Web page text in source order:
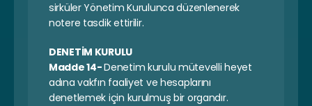
sirküler Yönetim Kurulunca düzenlenerek
notere tasdik ettirilir.
DENETİM KURULU
Madde 14- Denetim kurulu mütevelli heyet
adına vakfın faaliyet ve hesaplarını
denetlemek için kurulmuş bir organdır.